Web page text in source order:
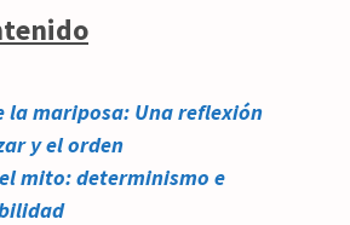
la mariposa: Una reflexión
y el orden
mito: determinismo e